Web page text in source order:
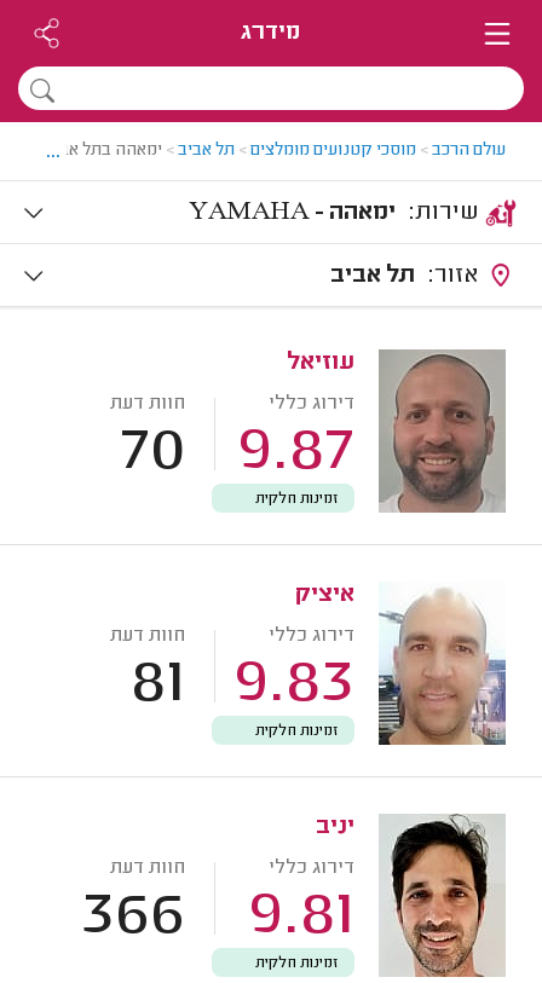
מידרג
עולם הרכב> מוסכי קטנועים מומלצים> תל אביב> ימאהה בתל אביב
...
ימאהה - YAMAHA
תל אביב
עוזיאל
דירוג כללי
9.87
חוות דעת
70
זמינות חלקית
איציק
דירוג כללי
9.83
חוות דעת
81
זמינות חלקית
יניב
דירוג כללי
9.81
חוות דעת
366
זמינות חלקית